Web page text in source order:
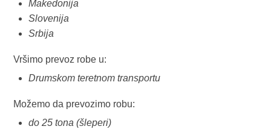
Makedonija
Slovenija
Srbija
Vršimo prevoz robe u:
Drumskom teretnom transportu
Možemo da prevozimo robu:
do 25 tona (šleperi)